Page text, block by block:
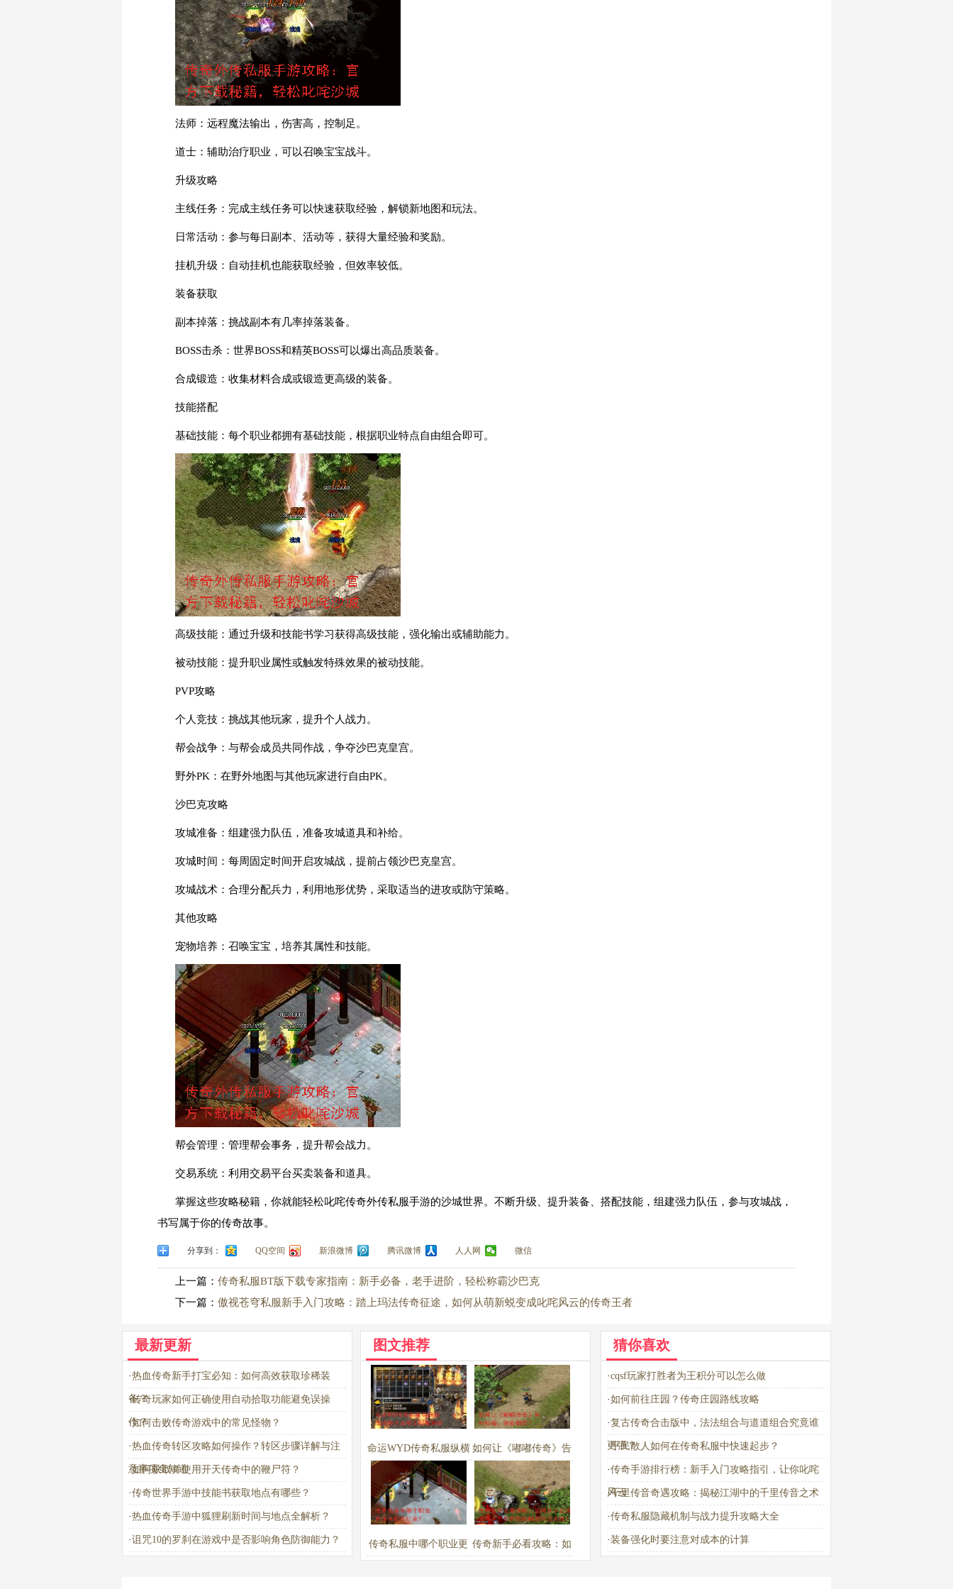
法师：远程魔法输出，伤害高，控制足。
道士：辅助治疗职业，可以召唤宝宝战斗。
升级攻略
主线任务：完成主线任务可以快速获取经验，解锁新地图和玩法。
日常活动：参与每日副本、活动等，获得大量经验和奖励。
挂机升级：自动挂机也能获取经验，但效率较低。
装备获取
副本掉落：挑战副本有几率掉落装备。
BOSS击杀：世界BOSS和精英BOSS可以爆出高品质装备。
合成锻造：收集材料合成或锻造更高级的装备。
技能搭配
基础技能：每个职业都拥有基础技能，根据职业特点自由组合即可。
高级技能：通过升级和技能书学习获得高级技能，强化输出或辅助能力。
被动技能：提升职业属性或触发特殊效果的被动技能。
PVP攻略
个人竞技：挑战其他玩家，提升个人战力。
帮会战争：与帮会成员共同作战，争夺沙巴克皇宫。
野外PK：在野外地图与其他玩家进行自由PK。
沙巴克攻略
攻城准备：组建强力队伍，准备攻城道具和补给。
攻城时间：每周固定时间开启攻城战，提前占领沙巴克皇宫。
攻城战术：合理分配兵力，利用地形优势，采取适当的进攻或防守策略。
其他攻略
宠物培养：召唤宝宝，培养其属性和技能。
帮会管理：管理帮会事务，提升帮会战力。
交易系统：利用交易平台买卖装备和道具。
掌握这些攻略秘籍，你就能轻松叱咤传奇外传私服手游的沙城世界。不断升级、提升装备、搭配技能，组建强力队伍，参与攻城战，
书写属于你的传奇故事。
分享到： QQ空间 新浪微博 腾讯微博 人人网 微信
上一篇： 传奇私服BT版下载专家指南：新手必备，老手进阶，轻松称霸沙巴克
下一篇： 傲视苍穹私服新手入门攻略：踏上玛法传奇征途，如何从萌新蜕变成叱咤风云的传奇王者
最新更新
·热血传奇新手打宝必知：如何高效获取珍稀装
备？
·传奇玩家如何正确使用自动拾取功能避免误操
作？
·如何击败传奇游戏中的常见怪物？
·热血传奇转区攻略如何操作？转区步骤详解与注
意事项全知道
·如何获取并使用开天传奇中的鞭尸符？
·传奇世界手游中技能书获取地点有哪些？
·热血传奇手游中狐狸刷新时间与地点全解析？
·诅咒10的罗刹在游戏中是否影响角色防御能力？
图文推荐
命运WYD传奇私服纵横
玛法攻略大全常见问题
解答
如何让《嘟嘟传奇》告
别枯燥，体验翻倍？
传奇私服中哪个职业更 传奇新手必看攻略：如
猜你喜欢
·cqsf玩家打胜者为王积分可以怎么做
·如何前往庄园？传奇庄园路线攻略
·复古传奇合击版中，法法组合与道道组合究竟谁
更强？
·平民散人如何在传奇私服中快速起步？
·传奇手游排行榜：新手入门攻略指引，让你叱咤
风云
·千里传音奇遇攻略：揭秘江湖中的千里传音之术
·传奇私服隐藏机制与战力提升攻略大全
·装备强化时要注意对成本的计算